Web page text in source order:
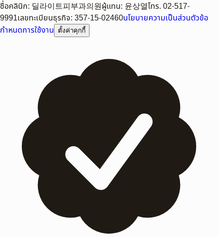
ชื่อคลินิก: 딜라이트피부과의원ผู้แทน: 윤상열โทร. 02-517-
9991เลขทะเบียนธุรกิจ: 357-15-02460นโยบายความเป็นส่วนตัวข้อ
กำหนดการใช้งาน
ตั้งค่าคุกกี้